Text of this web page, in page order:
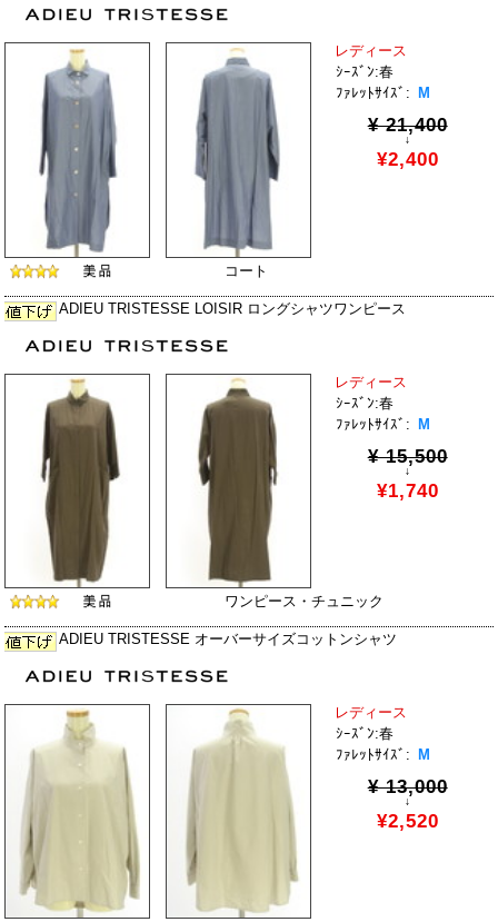
レディース
ｼｰｽﾞﾝ:春
ﾌｧﾚｯﾄｻｲｽﾞ:
M
¥ 21,400
↓
¥2,400
コート
ADIEU TRISTESSE LOISIR ロングシャツワンピース
レディース
ｼｰｽﾞﾝ:春
ﾌｧﾚｯﾄｻｲｽﾞ:
M
¥ 15,500
↓
¥1,740
ワンピース・チュニック
ADIEU TRISTESSE オーバーサイズコットンシャツ
レディース
ｼｰｽﾞﾝ:春
ﾌｧﾚｯﾄｻｲｽﾞ:
M
¥ 13,000
↓
¥2,520